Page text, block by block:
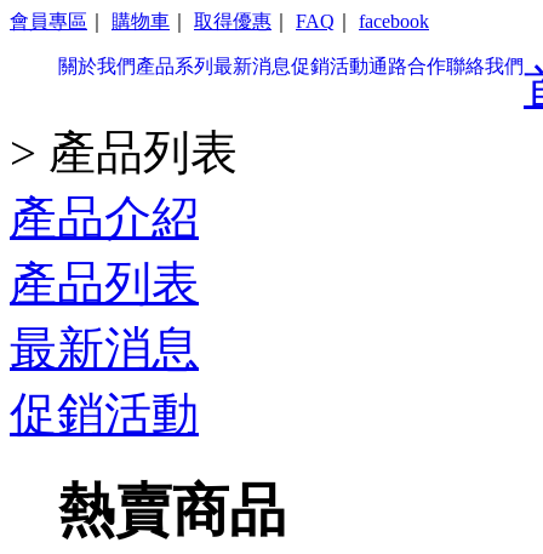
會員專區 購物車 取得優惠 FAQ facebook
關於我們產品系列 最新消息促銷活動通路合作聯絡我們
> 產品列表
產品介紹
產品列表
最新消息
促銷活動
熱賣商品